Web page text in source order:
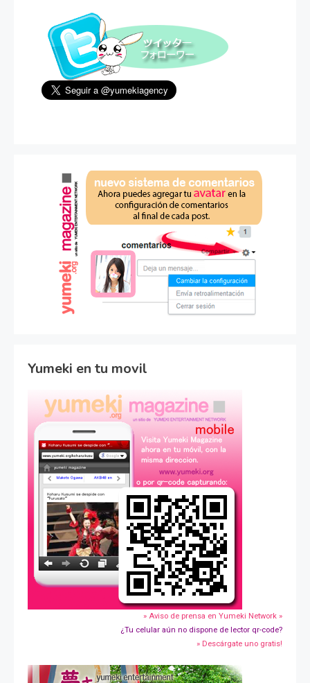
Yumeki en tu movil
» Aviso de prensa en Yumeki Network »
¿Tu celular aún no dispone de lector qr-code?
» Descárgate uno gratis!